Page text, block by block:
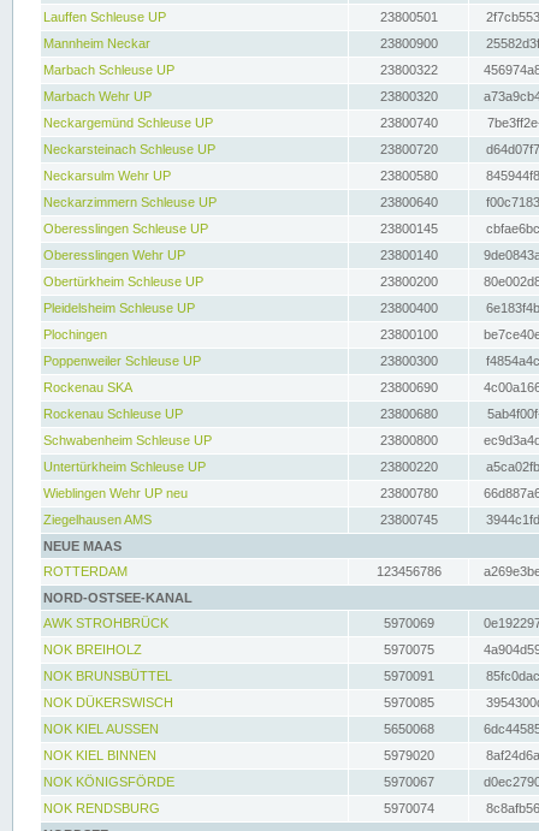
Lauffen Schleuse UP
23800501
Mannheim Neckar
23800900
Marbach Schleuse UP
23800322
Marbach Wehr UP
23800320
Neckargemünd Schleuse UP
23800740
Neckarsteinach Schleuse UP
23800720
Neckarsulm Wehr UP
23800580
Neckarzimmern Schleuse UP
23800640
Oberesslingen Schleuse UP
23800145
Oberesslingen Wehr UP
23800140
Obertürkheim Schleuse UP
23800200
Pleidelsheim Schleuse UP
23800400
Plochingen
23800100
Poppenweiler Schleuse UP
23800300
Rockenau SKA
23800690
Rockenau Schleuse UP
23800680
Schwabenheim Schleuse UP
23800800
Untertürkheim Schleuse UP
23800220
Wieblingen Wehr UP neu
23800780
Ziegelhausen AMS
23800745
NEUE MAAS
ROTTERDAM
123456786
NORD-OSTSEE-KANAL
AWK STROHBRÜCK
5970069
NOK BREIHOLZ
5970075
NOK BRUNSBÜTTEL
5970091
NOK DÜKERSWISCH
5970085
NOK KIEL AUSSEN
5650068
NOK KIEL BINNEN
5979020
NOK KÖNIGSFÖRDE
5970067
NOK RENDSBURG
5970074